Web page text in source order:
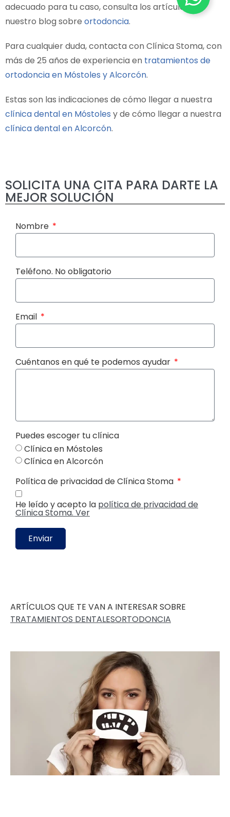
adecuado para tu caso, consulta los artículos de
nuestro blog sobre ortodoncia.
Para cualquier duda, contacta con Clínica Stoma, con
más de 25 años de experiencia en tratamientos de
ortodoncia en Móstoles y Alcorcón.
Estas son las indicaciones de cómo llegar a nuestra
clínica dental en Móstoles y de cómo llegar a nuestra
clínica dental en Alcorcón.
SOLICITA UNA CITA PARA DARTE LA
MEJOR SOLUCIÓN
Nombre
Teléfono. No obligatorio
Email
Cuéntanos en qué te podemos ayudar
Puedes escoger tu clínica
Clínica en Móstoles
Clínica en Alcorcón
Política de privacidad de Clínica Stoma
He leído y acepto la política de privacidad de
Clínica Stoma. Ver
Enviar
ARTÍCULOS QUE TE VAN A INTERESAR SOBRE
TRATAMIENTOS DENTALESORTODONCIA